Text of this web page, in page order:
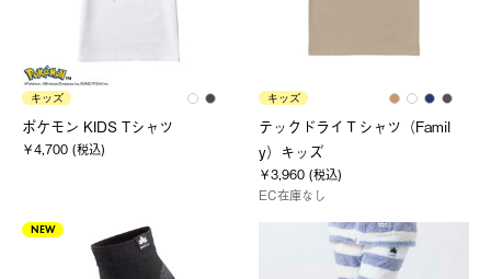
キッズ
ポケモン KIDS Tシャツ
￥4,700 (税込)
キッズ
テックドライＴシャツ（Famil
y）キッズ
￥3,960 (税込)
EC在庫なし
NEW